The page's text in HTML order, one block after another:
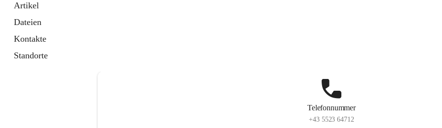
Artikel
Dateien
Kontakte
Standorte
Telefonnummer
+43 5523 64712